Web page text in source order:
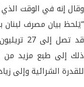
وقال إنه في الوقت الذي
“يَلحظ بيان مصرف لبنان
قد تصل
ذلك إلى طبع مزيد من
للقدرة الشرائية وإلى